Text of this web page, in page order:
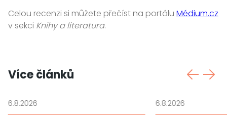
Celou recenzi si můžete přečíst na portálu Médium.cz
v sekci Knihy a literatura.
Více článků
6.8.2026 6.8.2026